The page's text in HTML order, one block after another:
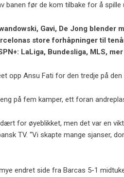
banen før de kom tilbake for å
Gavi, De Jong blender
store forhåpninger til
LaLiga, Bundesliga, MLS,
opp Ansu Fati for den tredje på
på fem kamper, ett foran
for øyeblikket, men det var en
TV. “Vi skapte mange sjanser,
endret side fra Barcas 5-1